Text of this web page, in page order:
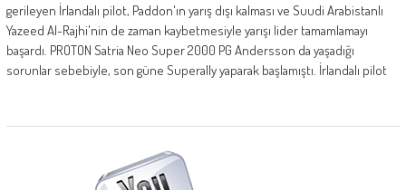
gerileyen İrlandalı pilot, Paddon'ın yarış dışı kalması ve Suudi Arabistanlı
Yazeed Al-Rajhi'nin de zaman kaybetmesiyle yarışı lider tamamlamayı
başardı. PROTON Satria Neo Super 2000 PG Andersson da yaşadığı
sorunlar sebebiyle, son güne Superally yaparak başlamıştı. İrlandalı pilot